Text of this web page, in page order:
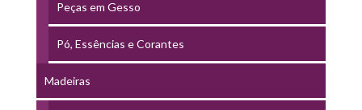
Peças em Gesso
Pó, Essências e Corantes
Madeiras